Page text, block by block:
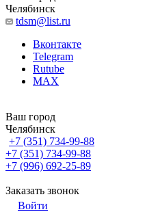
Челябинск
tdsm@list.ru
Вконтакте
Telegram
Rutube
MAX
Ваш город
Челябинск
+7 (351) 734-99-88
+7 (351) 734-99-88
+7 (996) 692-25-89
Заказать звонок
Войти